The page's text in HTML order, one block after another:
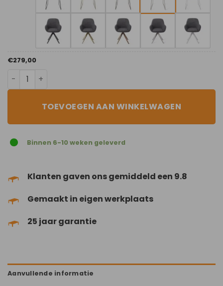
€279,00
Black-Out aantal
TOEVOEGEN AAN WINKELWAGEN
Binnen 6-10 weken geleverd
Klanten gaven ons gemiddeld een 9.8
Gemaakt in eigen werkplaats
25 jaar garantie
Aanvullende informatie